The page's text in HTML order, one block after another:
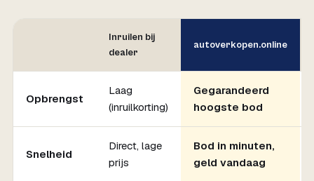
Inruilen bij
dealer
autoverkopen.online
Opbrengst
Laag
(inruilkorting)
Gegarandeerd
hoogste bod
Snelheid
Direct, lage
prijs
Bod in minuten,
geld vandaag